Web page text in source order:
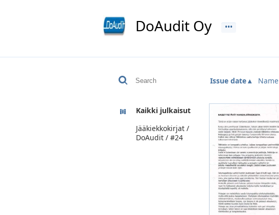
DoAudit Oy
Issue date Name
Kaikki julkaisut
Jääkiekkokirjat /
DoAudit / #24